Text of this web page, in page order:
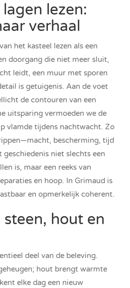
lezen:
verhaal
het kasteel lezen als een
doorgang die niet meer sluit,
leidt, een muur met sporen
is getuigenis. Aan de voet
de contouren van een
uitsparing vermoeden we de
vlamde tijdens nachtwacht. Zo
bescherming, tijd
niet slechts een
is, maar een reeks van
en hoop. In Grimaud is
en opmerkelijk coherent.
steen, hout en
deel van de beleving.
hout brengt warmte
elke dag een nieuw